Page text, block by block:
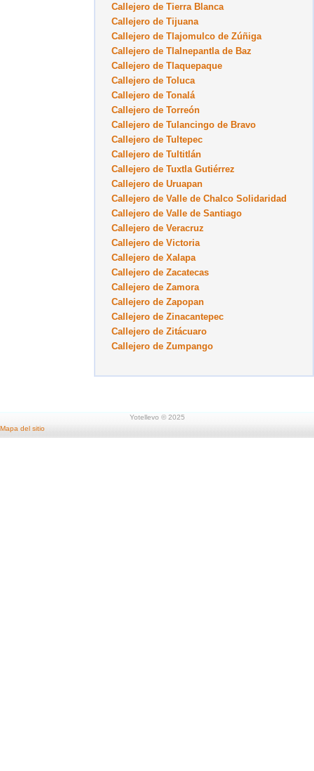
Callejero de Tierra Blanca
Callejero de Tijuana
Callejero de Tlajomulco de Zúñiga
Callejero de Tlalnepantla de Baz
Callejero de Tlaquepaque
Callejero de Toluca
Callejero de Tonalá
Callejero de Torreón
Callejero de Tulancingo de Bravo
Callejero de Tultepec
Callejero de Tultitlán
Callejero de Tuxtla Gutiérrez
Callejero de Uruapan
Callejero de Valle de Chalco Solidaridad
Callejero de Valle de Santiago
Callejero de Veracruz
Callejero de Victoria
Callejero de Xalapa
Callejero de Zacatecas
Callejero de Zamora
Callejero de Zapopan
Callejero de Zinacantepec
Callejero de Zitácuaro
Callejero de Zumpango
Yotellevo © 2025
Mapa del sitio